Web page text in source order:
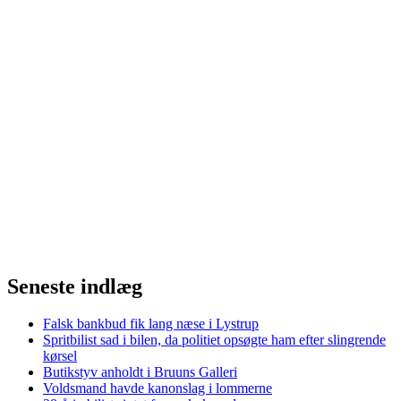
Seneste indlæg
Falsk bankbud fik lang næse i Lystrup
Spritbilist sad i bilen, da politiet opsøgte ham efter slingrende
kørsel
Butikstyv anholdt i Bruuns Galleri
Voldsmand havde kanonslag i lommerne